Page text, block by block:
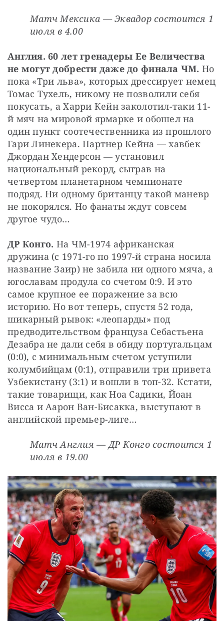
Матч Мексика — Эквадор состоится 1
июля в 4.00
Англия. 60 лет гренадеры Ее Величества
не могут добрести даже до финала ЧМ. Но
пока «Три льва», которых дрессирует немец
Томас Тухель, никому не позволили себя
покусать, а Харри Кейн заколотил-таки 11-
й мяч на мировой ярмарке и обошел на
один пункт соотечественника из прошлого
Гари Линекера. Партнер Кейна — хавбек
Джордан Хендерсон — установил
национальный рекорд, сыграв на
четвертом планетарном чемпионате
подряд. Ни одному британцу такой маневр
не покорялся. Но фанаты ждут совсем
другое чудо…
ДР Конго. На ЧМ-1974 африканская
дружина (с 1971-го по 1997-й страна носила
название Заир) не забила ни одного мяча, а
югославам продула со счетом 0:9. И это
самое крупное ее поражение за всю
историю. Но вот теперь, спустя 52 года,
шикарный рывок: «леопарды» под
предводительством француза Себастьена
Дезабра не дали себя в обиду португальцам
(0:0), с минимальным счетом уступили
колумбийцам (0:1), отправили три привета
Узбекистану (3:1) и вошли в топ-32. Кстати,
такие товарищи, как Ноа Садики, Йоан
Висса и Аарон Ван-Бисакка, выступают в
английской премьер-лиге…
Матч Англия — ДР Конго состоится 1
июля в 19.00